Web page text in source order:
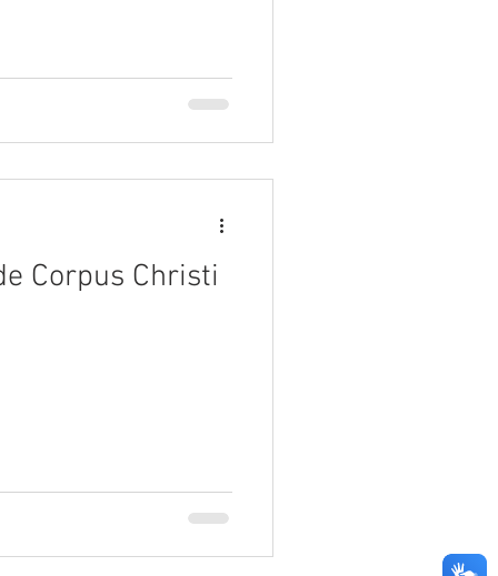
Corpus Christi